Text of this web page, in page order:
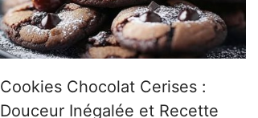
Cookies Chocolat Cerises :
Douceur Inégalée et Recette